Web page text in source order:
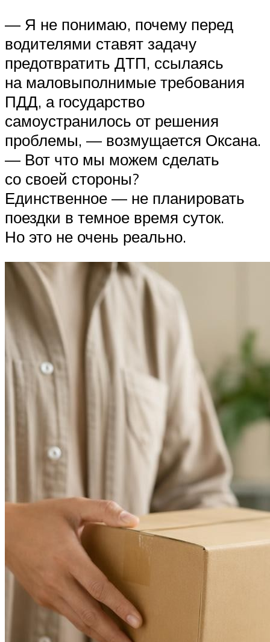
— Я не понимаю, почему перед
водителями ставят задачу
предотвратить ДТП, ссылаясь
на маловыполнимые требования
ПДД, а государство
самоустранилось от решения
проблемы, — возмущается Оксана.
— Вот что мы можем сделать
со своей стороны?
Единственное — не планировать
поездки в темное время суток.
Но это не очень реально.